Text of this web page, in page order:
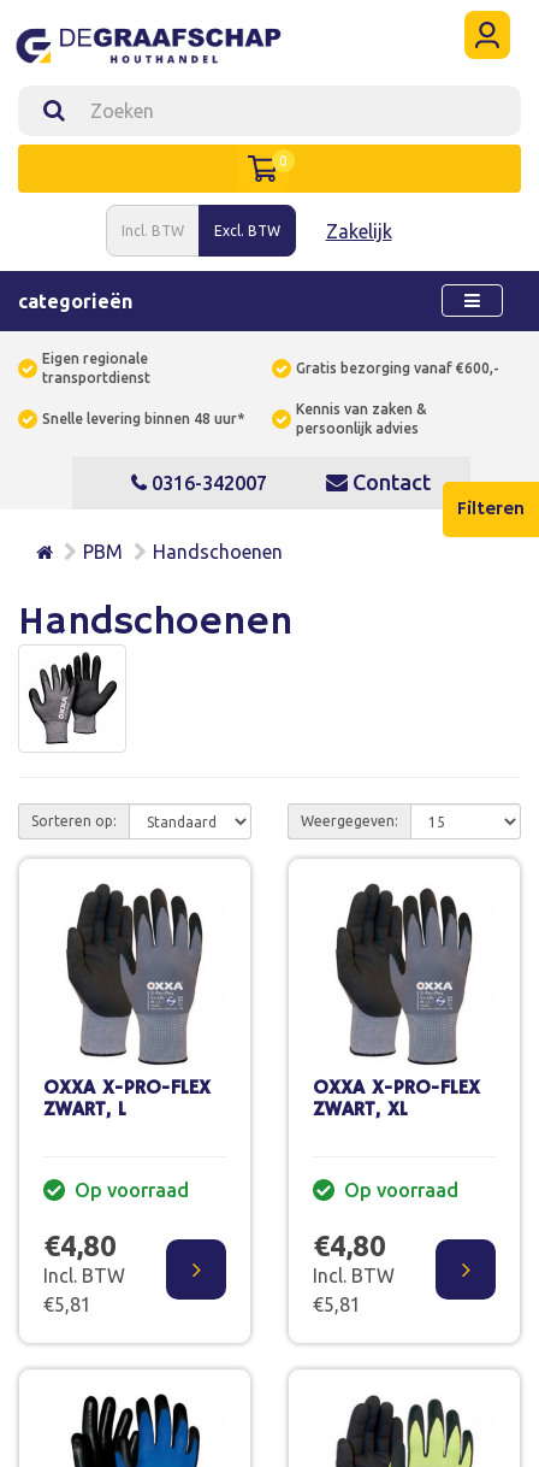
Filteren
Incl. BTW Excl. BTW Zakelijk
0
categorieën
Eigen regionale
transportdienst
Gratis bezorging vanaf €600,-
Snelle levering binnen 48 uur*
Kennis van zaken &
persoonlijk advies
0316-342007 Contact
PBM Handschoenen
Handschoenen
Sorteren op: Weergegeven:
OXXA X-PRO-FLEX
ZWART, L
Op voorraad
€4,80
Incl. BTW
€5,81
OXXA X-PRO-FLEX
ZWART, XL
Op voorraad
€4,80
Incl. BTW
€5,81